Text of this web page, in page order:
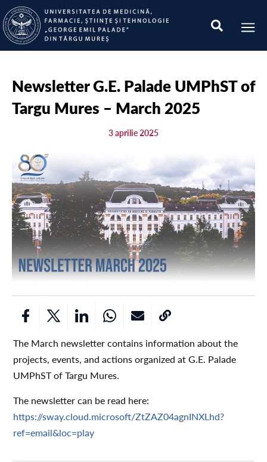
Newsletter G.E. Palade UMPhST of
Targu Mures – March 2025
3 aprilie 2025
The March newsletter contains information about the
projects, events, and actions organized at G.E. Palade
UMPhST of Targu Mures.
The newsletter can be read here:
https://sway.cloud.microsoft/ZtZAZ04agnINXLhd?
ref=email&loc=play